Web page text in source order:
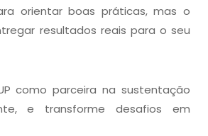
orientar boas práticas, mas o
resultados reais para o seu
como parceira na sustentação
e transforme desafios em